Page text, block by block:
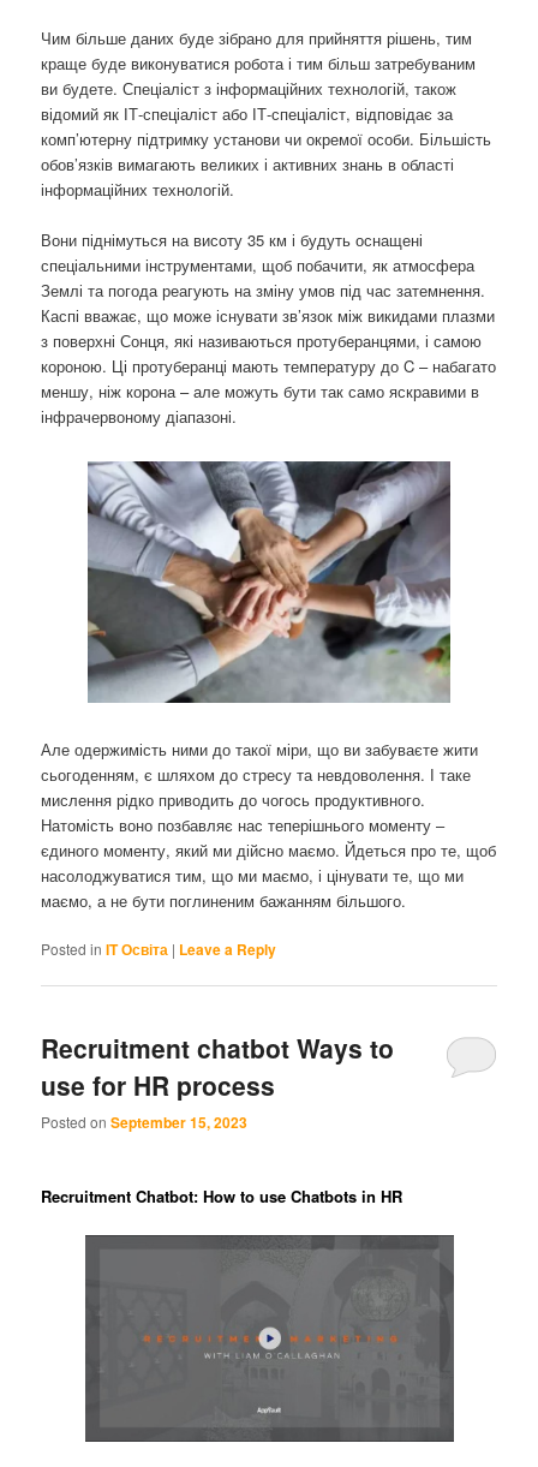
Чим більше даних буде зібрано для прийняття рішень, тим
краще буде виконуватися робота і тим більш затребуваним
ви будете. Спеціаліст з інформаційних технологій, також
відомий як ІТ-спеціаліст або ІТ-спеціаліст, відповідає за
комп’ютерну підтримку установи чи окремої особи. Більшість
обов’язків вимагають великих і активних знань в області
інформаційних технологій.
Вони піднімуться на висоту 35 км і будуть оснащені
спеціальними інструментами, щоб побачити, як атмосфера
Землі та погода реагують на зміну умов під час затемнення.
Каспі вважає, що може існувати зв’язок між викидами плазми
з поверхні Сонця, які називаються протуберанцями, і самою
короною. Ці протуберанці мають температуру до C – набагато
меншу, ніж корона – але можуть бути так само яскравими в
інфрачервоному діапазоні.
Але одержимість ними до такої міри, що ви забуваєте жити
сьогоденням, є шляхом до стресу та невдоволення. І таке
мислення рідко приводить до чогось продуктивного.
Натомість воно позбавляє нас теперішнього моменту –
єдиного моменту, який ми дійсно маємо. Йдеться про те, щоб
насолоджуватися тим, що ми маємо, і цінувати те, що ми
маємо, а не бути поглиненим бажанням більшого.
Posted in IT Освіта | Leave a Reply
Recruitment chatbot Ways to
use for HR process
Posted onSeptember 15, 2023
Recruitment Chatbot: How to use Chatbots in HR